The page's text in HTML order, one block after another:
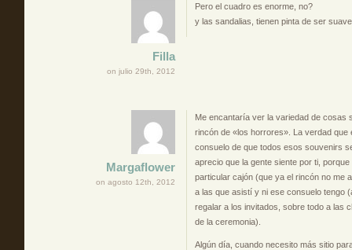
Filla
on julio 29th, 2012
Pero el cuadro es enorme, no?
y las sandalias, tienen pinta de ser
Margaflower
on agosto 12th, 2012
Me encantaría ver la variedad de cosas
rincón de «los horrores». La verdad que
consuelo de que todos esos souvenirs
aprecio que la gente siente por ti,
particular cajón (que ya el rincón no me
a las que asistí y ni ese consuelo tengo
regalar a los invitados, sobre todo a las
de la ceremonia).
Algún día, cuando necesito más sitio